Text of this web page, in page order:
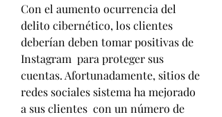
Con el aumento ocurrencia del
delito cibernético, los clientes
deberían deben tomar positivas de
Instagram  para proteger sus
cuentas. Afortunadamente, sitios de
redes sociales sistema ha mejorado
a sus clientes  con un número de